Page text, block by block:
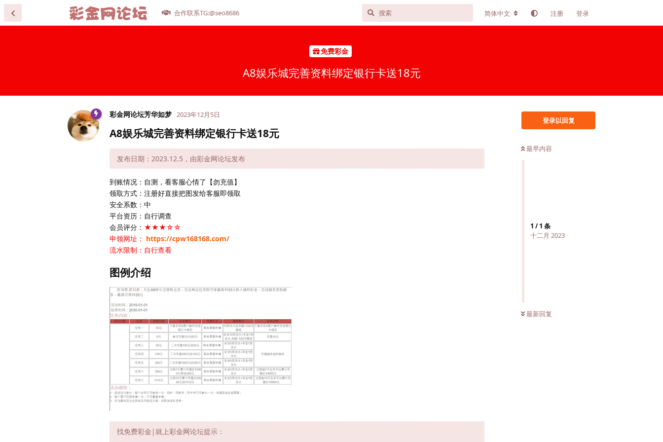
合作联系TG:@seo8686 简体中文 注册 登录
免费彩金
A8娱乐城完善资料绑定银行卡送18元
登录以回复
最早内容
1 /1 条
十二月 2023
最新回复
彩金网论坛芳华如梦 2023年12月5日
A8娱乐城完善资料绑定银行卡送18元
发布日期：2023.12.5，由彩金网论坛发布
到账情况：自测，看客服心情了【勿充值】
领取方式：注册好直接把图发给客服即领取
安全系数：中
平台资历：自行调查
会员评分： ★★★☆☆
申领网址： https://cpw168168.com/
流水限制：自行查看
图例介绍
找免费彩金|就上彩金网论坛提示：